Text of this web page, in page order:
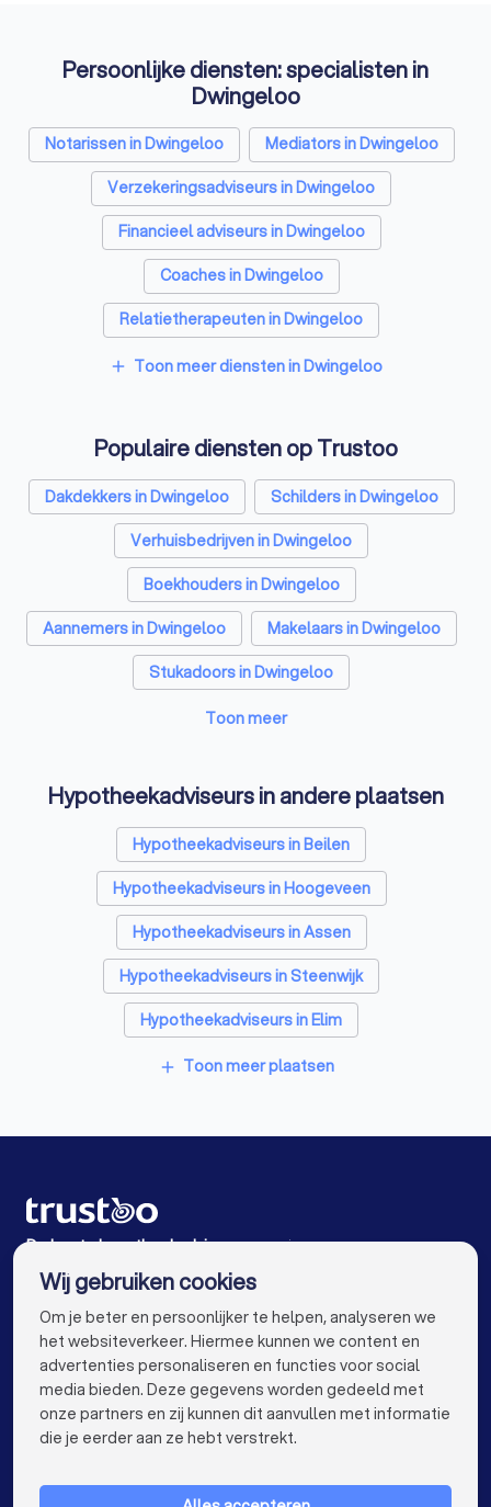
Persoonlijke diensten: specialisten in
Dwingeloo
Notarissen in Dwingeloo
Mediators in Dwingeloo
Verzekeringsadviseurs in Dwingeloo
Financieel adviseurs in Dwingeloo
Coaches in Dwingeloo
Relatietherapeuten in Dwingeloo
Psychologen in Dwingeloo
Personal trainers in Dwingeloo
Diëtisten in Dwingeloo
add Toon meer diensten in Dwingeloo
Populaire diensten op Trustoo
Dakdekkers in Dwingeloo
Schilders in Dwingeloo
Verhuisbedrijven in Dwingeloo
Boekhouders in Dwingeloo
Aannemers in Dwingeloo
Makelaars in Dwingeloo
Stukadoors in Dwingeloo
Schoonmaakbedrijven in Dwingeloo
Elektriciens in Dwingeloo
Energielabel adviseurs in Dwingeloo
Rijscholen in Dwingeloo
Advocaten in Dwingeloo
Toon meer
Hypotheekadviseurs in andere plaatsen
Hypotheekadviseurs in Beilen
Hypotheekadviseurs in Hoogeveen
Hypotheekadviseurs in Assen
Hypotheekadviseurs in Steenwijk
Hypotheekadviseurs in Elim
Hypotheekadviseurs in Meppel
Hypotheekadviseurs in Coevorden
Hypotheekadviseurs in Amsterdam
Hypotheekadviseurs in Rotterdam
Hypotheekadviseurs in Den Haag
Hypotheekadviseurs in Utrecht
Hypotheekadviseurs in Tilburg
add Toon meer plaatsen
De beste hypotheekadviseurs voor jou
VOOR PARTICULIEREN keyboard_arrow_down
Wij gebruiken cookies
Om je beter en persoonlijker te helpen, analyseren we
het websiteverkeer. Hiermee kunnen we content en
advertenties personaliseren en functies voor social
media bieden. Deze gegevens worden gedeeld met
onze partners en zij kunnen dit aanvullen met informatie
die je eerder aan ze hebt verstrekt.